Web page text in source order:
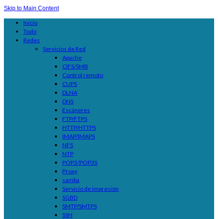
Skip to Main Content
Inicio
Todo
Redes
Servicios de Red
Apache
CIFS/SMB
Control remoto
CUPS
DLNA
DNS
Escáneres
FTP/FTPS
HTTP/HTTPS
IMAP/IMAPS
NFS
NTP
POP3/POP3S
Proxy
samba
Servicio de impresión
SGBD
SMTP/SMTPS
SSH